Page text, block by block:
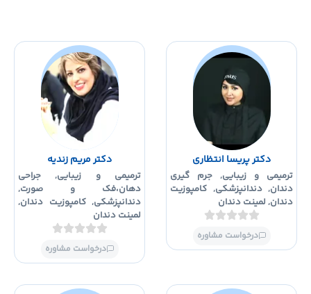
دکتر پریسا انتظاری
و زیبایی,جرم گیری
,دندانپزشکی,کامپوزیت
,لمینت دندان
درخواست مشاوره
دکتر مریم زندیه
ترمیمی و زیبایی,جراحی
دهان،فک و صورت,
دندانپزشکی,کامپوزیت دندان,
لمینت دندان
درخواست مشاوره